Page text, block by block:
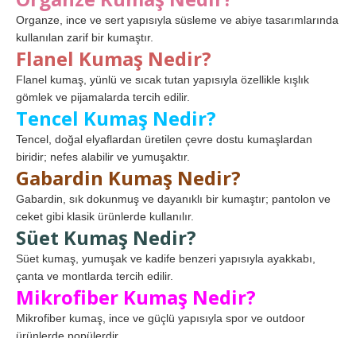
Organze, ince ve sert yapısıyla süsleme ve abiye tasarımlarında
kullanılan zarif bir kumaştır.
Flanel Kumaş Nedir?
Flanel kumaş, yünlü ve sıcak tutan yapısıyla özellikle kışlık
gömlek ve pijamalarda tercih edilir.
Tencel Kumaş Nedir?
Tencel, doğal elyaflardan üretilen çevre dostu kumaşlardan
biridir; nefes alabilir ve yumuşaktır.
Gabardin Kumaş Nedir?
Gabardin, sık dokunmuş ve dayanıklı bir kumaştır; pantolon ve
ceket gibi klasik ürünlerde kullanılır.
Süet Kumaş Nedir?
Süet kumaş, yumuşak ve kadife benzeri yapısıyla ayakkabı,
çanta ve montlarda tercih edilir.
Mikrofiber Kumaş Nedir?
Mikrofiber kumaş, ince ve güçlü yapısıyla spor ve outdoor
ürünlerde popülerdir.